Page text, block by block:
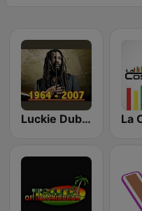
Luckie Dubee Radio